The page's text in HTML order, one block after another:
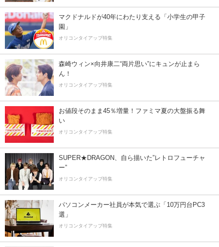
マクドナルドが40年にわたり支える「小学生の甲子
園」
オリコンタイアップ特集
森崎ウィン×向井康二“両片思い”にキュンが止まら
ん！
オリコンタイアップ特集
お値段そのまま45％増量！ファミマ夏の大盤振る舞
い
オリコンタイアップ特集
SUPER★DRAGON、自ら描いた”レトロフューチャ
ー”
オリコンタイアップ特集
パソコンメーカー社員が本気で選ぶ「10万円台PC3
選」
オリコンタイアップ特集